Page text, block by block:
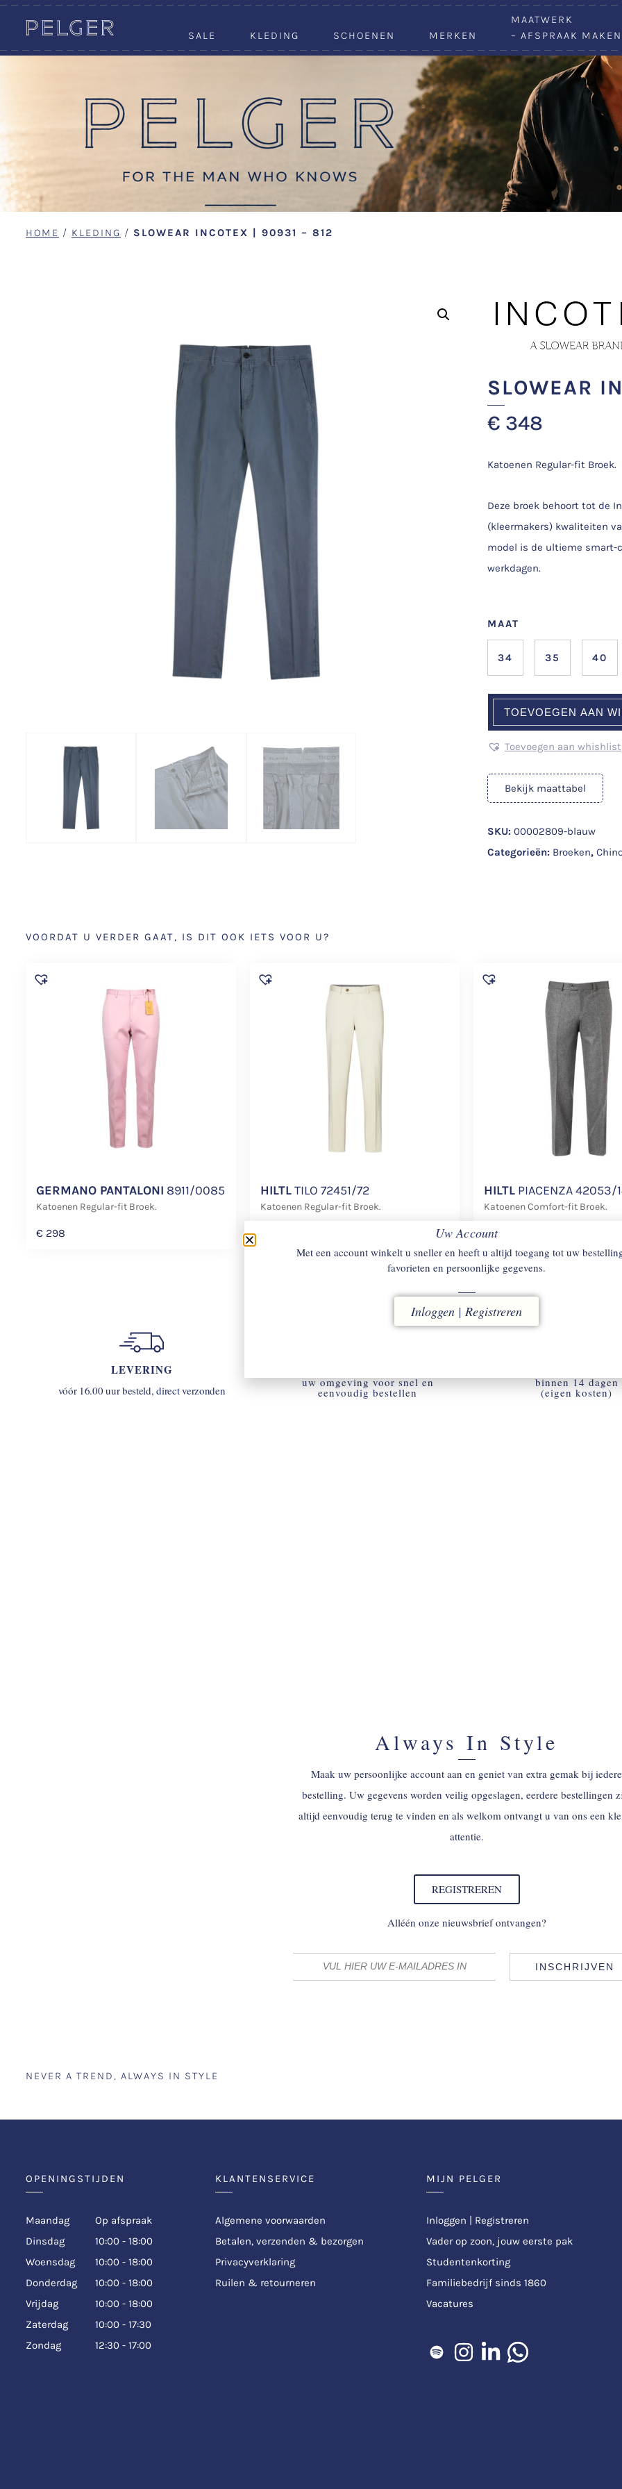
SALE KLEDING SCHOENEN MERKEN
MAATWERK
– AFSPRAAK
HOME / KLEDING / SLOWEAR INCOTEX | 90931 – 812
SLOWEAR
€ 348
Katoenen Regular-fit Broek.
Deze broek behoort tot de
(kleermakers) kwaliteiten
model is de ultieme smart-
werkdagen.
MAAT
34 35 40
TOEVOEGEN AAN
Toevoegen aan whishlist
Bekijk maattabel
SKU: 00002809-blauw
Categorieën: Broeken,
VOORDAT U VERDER GAAT, IS DIT OOK IETS VOOR U?
GERMANO PANTALONI 8911/0085
Katoenen Regular-fit Broek.
€ 298
HILTLTILO 72451/72
Katoenen Regular-fit Broek.
HILTL PIACENZA 42053/
Katoenen Comfort-fit Broek.
€348
LEVERING
vóór 16.00 uur besteld, direct verzonden
uw omgeving voor snel en
eenvoudig bestellen
binnen 14 dagen
(eigen kosten)
Always In Style
Maak uw persoonlijke account aan en geniet van extra gemak bij iedere
bestelling. Uw gegevens worden veilig opgeslagen, eerdere bestellingen
altijd eenvoudig terug te vinden en als welkom ontvangt u van ons een
attentie.
REGISTREREN
Alléén onze nieuwsbrief ontvangen?
INSCHRIJVEN
NEVER A TREND, ALWAYS IN STYLE
OPENINGSTIJDEN
Maandag
Op afspraak
Dinsdag
10:00 - 18:00
Woensdag
10:00 - 18:00
Donderdag
10:00 - 18:00
Vrijdag
10:00 - 18:00
Zaterdag
10:00 - 17:30
Zondag
12:30 - 17:00
KLANTENSERVICE
Algemene voorwaarden
Betalen, verzenden & bezorgen
Privacyverklaring
Ruilen & retourneren
MIJN PELGER
Inloggen | Registreren
Vader op zoon, jouw eerste pak
Studentenkorting
Familiebedrijf sinds 1860
Vacatures
Uw Account
Met een account winkelt u sneller en heeft u altijd toegang tot uw
favorieten en persoonlijke gegevens.
Inloggen | Registreren